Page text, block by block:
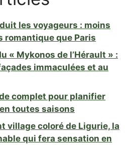
les voyageurs : moins
romantique que Paris
« Mykonos de l’Hérault » :
immaculées et au
complet pour planifier
toutes saisons
village coloré de Ligurie, la
qui fera sensation en